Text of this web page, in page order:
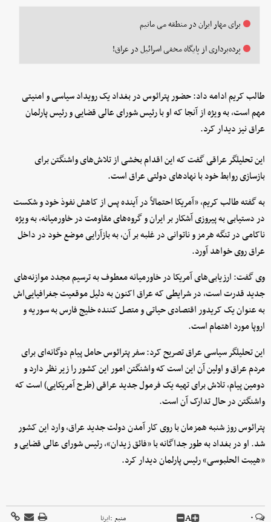
برای مهار ایران در منطقه می مانیم
پرده‌برداری از پایگاه مخفی اسرائیل در عراق!
طالب کریم ادامه داد: حضور پترائوس در بغداد یک رویداد سیاسی و امنیتی
مهم است، به ویژه از آنجا که او با رئیس شورای عالی قضایی و رئیس پارلمان
عراق نیز دیدار کرد.
این تحلیلگر عراقی گفت که این اقدام بخشی از تلاش‌های واشنگتن برای
بازسازی روابط خود با نهادهای دولتی عراق است.
به گفته طالب کریم، «آمریکا احتمالاً در آینده پس از کاهش نفوذ خود و شکست
در دستیابی به پیروزی آشکار بر ایران و گروه‌های مقاومت در خاورمیانه، به ویژه
ناکامی در تنگه هرمز و ناتوانی در غلبه بر آن، به بازآرایی موضع خود در داخل
عراق روی خواهد آورد.
وی گفت: ارزیابی‌های آمریکا در خاورمیانه معطوف به ترسیم مجدد موازنه‌های
جدید قدرت است، در شرایطی که عراق اکنون به دلیل موقعیت جغرافیایی‌اش
به عنوان یک کریدور اقتصادی حیاتی و متصل کننده خلیج فارس به سوریه و
اروپا مورد اهتمام است.
این تحلیلگر سیاسی عراق تصریح کرد: سفر پترائوس حامل پیام دوگانه‌ای برای
مردم عراق و اولین آن این است که واشنگتن امور این کشور را زیر نظر دارد و
دومین پیام، تلاش برای تهیه یک فرمول جدید عراقی (طرح آمریکایی) است که
واشنگتن در حال تدارک آن است.
پترائوس روز شنبه همزمان با روی کار آمدن دولت جدید عراق، وارد این کشور
شد. او در بغداد به طور جداگانه با «فائق زیدان»، رئیس شورای عالی قضایی و
«هیبت الحلبوسی» رئیس پارلمان دیدار کرد.
۰ A منبع :ایرنا